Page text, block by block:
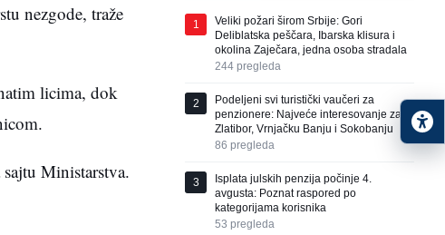
nezgode, traže
licima, dok
Ministarstva.
1
Veliki požari širom Srbije: Gori
Deliblatska peščara, Ibarska klisura i
okolina Zaječara, jedna osoba stradala
244 pregleda
2
Podeljeni svi turistički vaučeri za
penzionere: Najveće interesovanje za
Zlatibor, Vrnjačku Banju i Sokobanju
86 pregleda
3
Isplata julskih penzija počinje 4.
avgusta: Poznat raspored po
kategorijama korisnika
53 pregleda